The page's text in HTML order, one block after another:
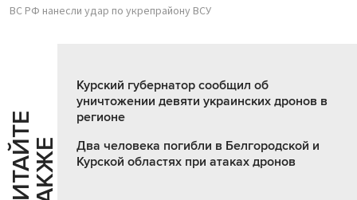
ВС РФ нанесли удар по укрепрайону ВСУ
Ч
И
Т
АЙ
Т
Е
Т
А
К
ЖЕ
Курский губернатор сообщил об
уничтожении девяти украинских дронов в
регионе
Два человека погибли в Белгородской и
Курской областях при атаках дронов